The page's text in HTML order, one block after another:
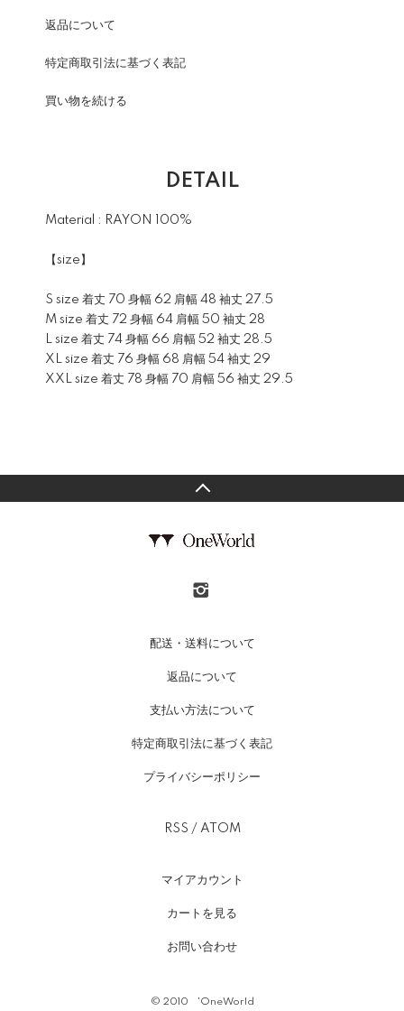
返品について
特定商取引法に基づく表記
買い物を続ける
DETAIL
Material : RAYON 100%
【size】
S size 着丈 70 身幅 62 肩幅 48 袖丈 27.5
M size 着丈 72 身幅 64 肩幅 50 袖丈 28
L size 着丈 74 身幅 66 肩幅 52 袖丈 28.5
XL size 着丈 76 身幅 68 肩幅 54 袖丈 29
XXL size 着丈 78 身幅 70 肩幅 56 袖丈 29.5
配送・送料について
返品について
支払い方法について
特定商取引法に基づく表記
プライバシーポリシー
RSS / ATOM
マイアカウント
カートを見る
お問い合わせ
©︎ 2010 'OneWorld